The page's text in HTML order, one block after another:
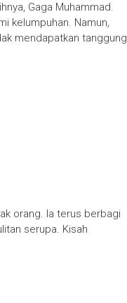
Gaga Muhammad.
kelumpuhan. Namun,
mendapatkan tanggung
orang. Ia terus berbagi
serupa. Kisah